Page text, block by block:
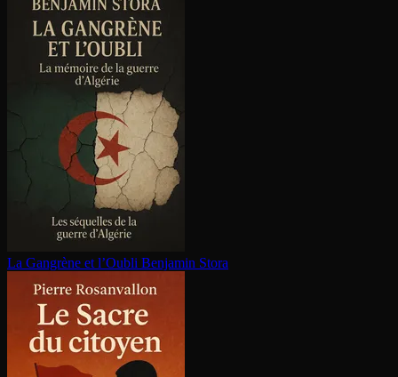
La Gangrène et l’Oubli Benjamin Stora